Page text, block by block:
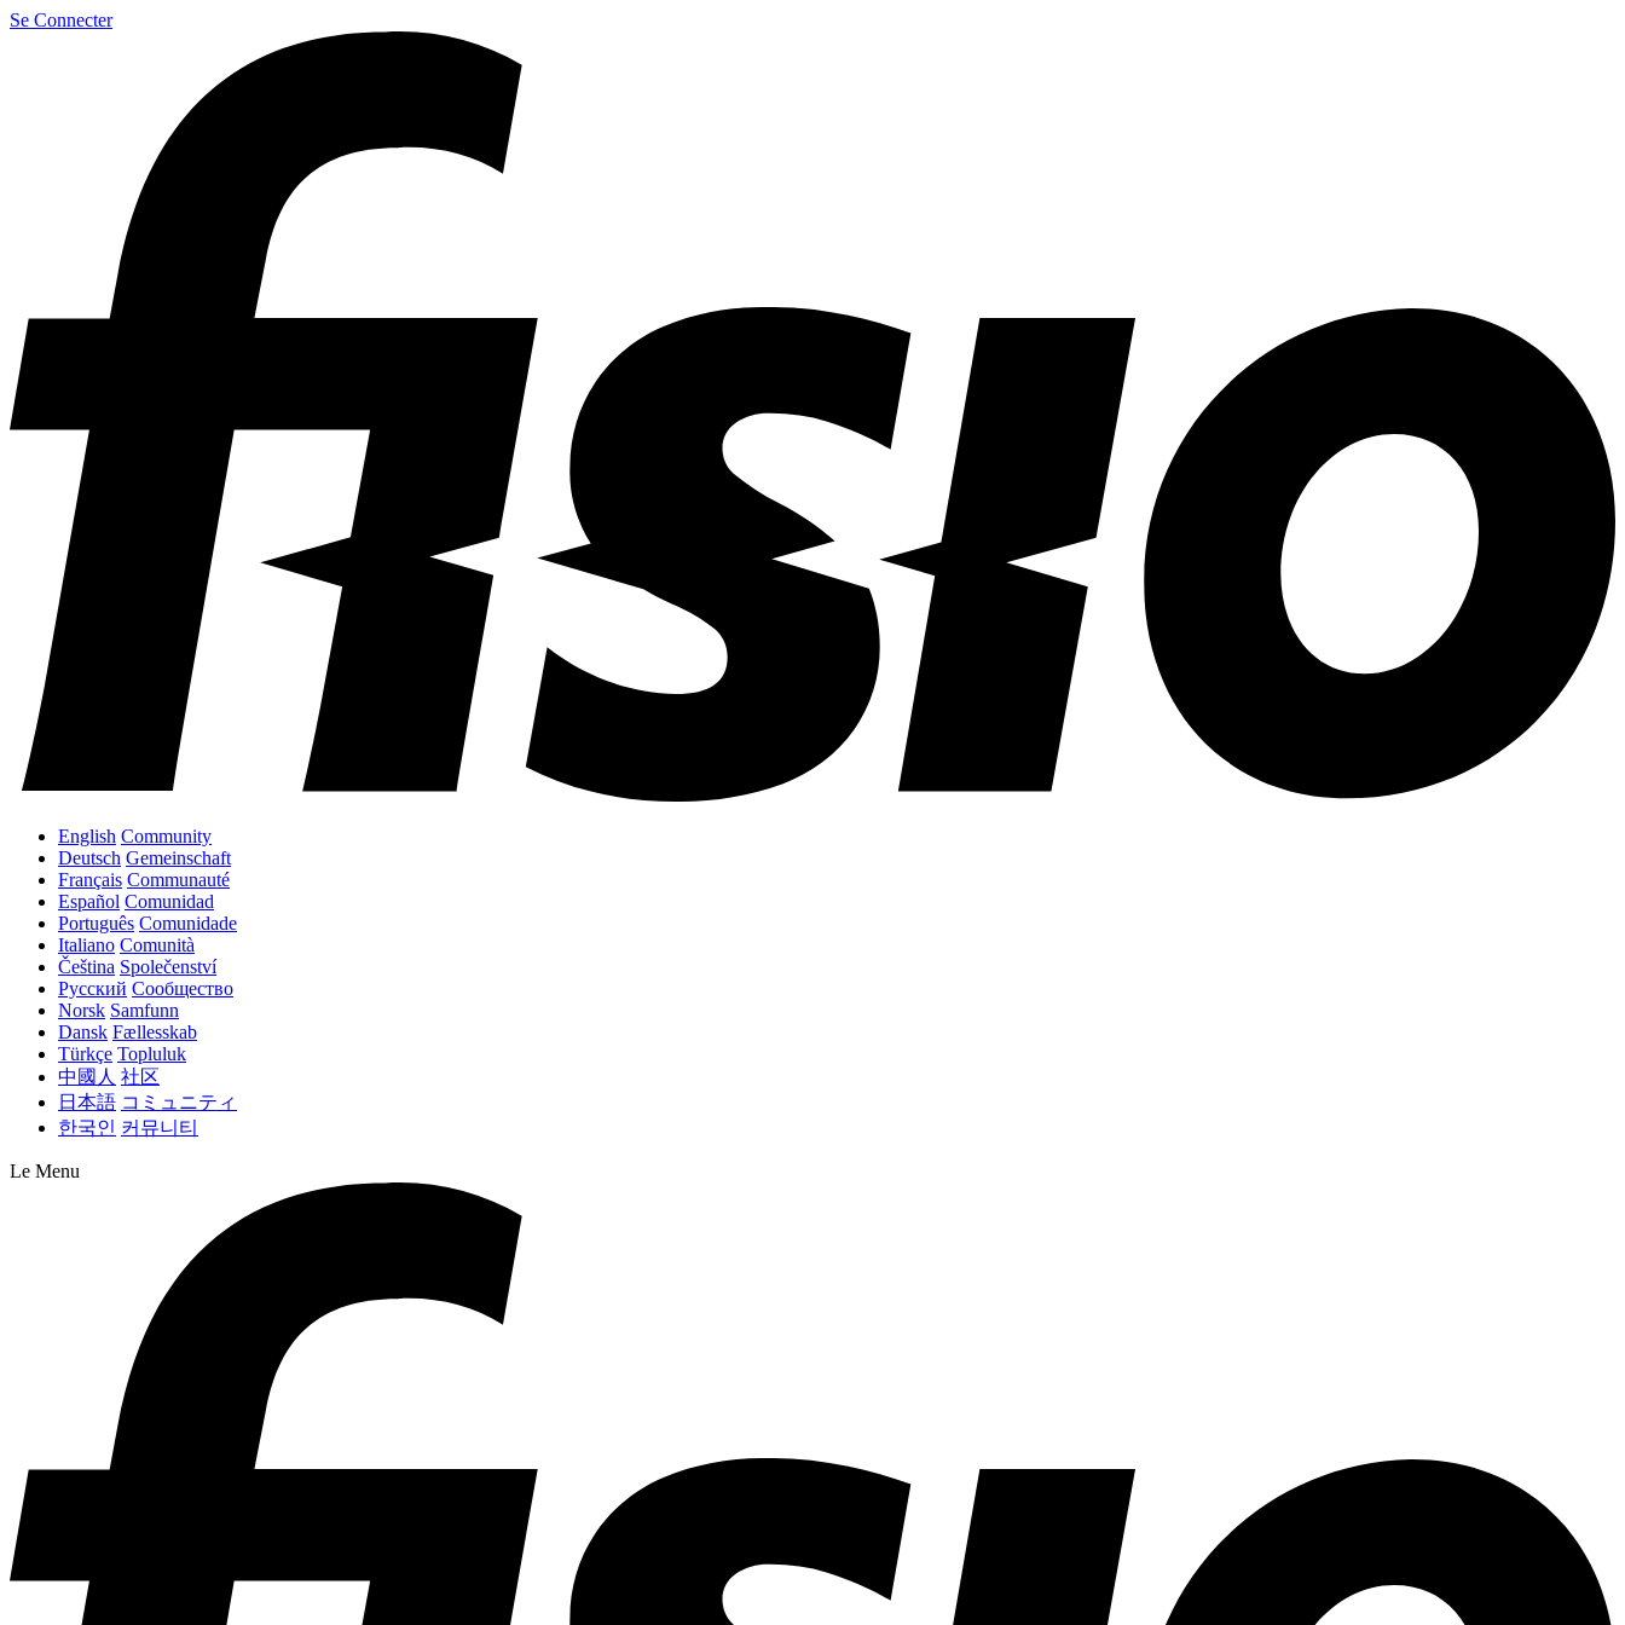
Se Connecter
English Community
Deutsch Gemeinschaft
Français Communauté
Español Comunidad
Português Comunidade
Italiano Comunità
Čeština Společenství
Русский Сообщество
Norsk Samfunn
Dansk Fællesskab
Türkçe Topluluk
中國人 社区
日本語 コミュニティ
한국인 커뮤니티
Le Menu